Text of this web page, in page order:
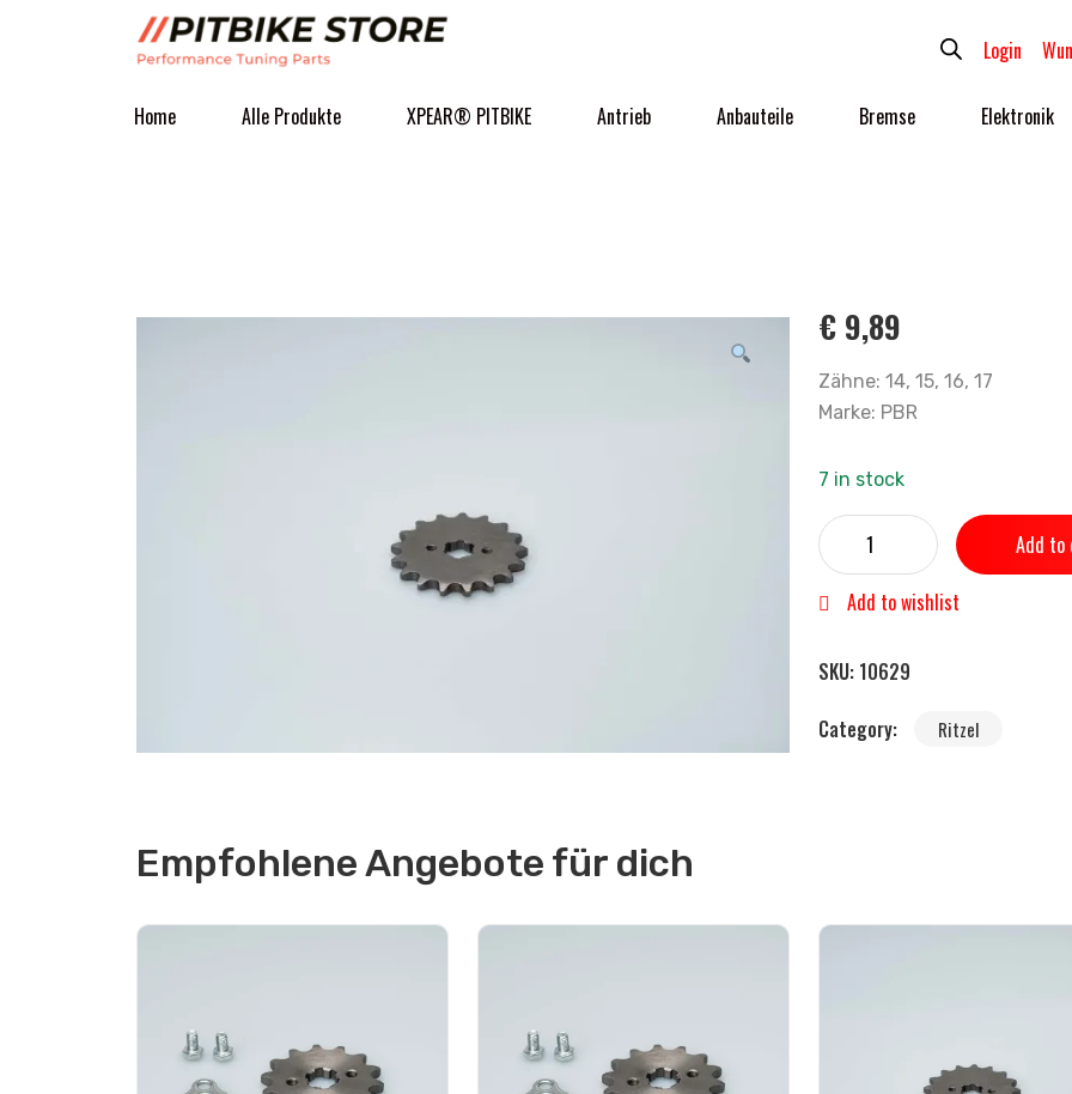
Login
Home Alle Produkte XPEAR® PITBIKE Antrieb Anbauteile Bremse Elektronik
€ 9,89
Zähne: 14, 15, 16, 17
Marke: PBR
7 in stock
Add to
Add to wishlist
SKU: 10629
Category:
Ritzel
Empfohlene Angebote für dich